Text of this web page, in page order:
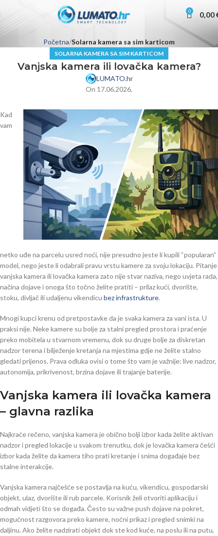
0 0,00
Početna Solarna kamera sa sim karticom
SOLARNA KAMERA SA SIM KARTICOM
Vanjska kamera ili lovačka kamera?
LUMATO.hr
On 17.06.2026.
Kad
vam
netko uđe na parcelu usred noći, nije presudno jeste li kupili “popularan”
model, nego jeste li odabrali pravu vrstu kamere za svoju lokaciju. Pitanje
vanjska kamera ili lovačka kamera zato nije stvar naziva, nego uvjeta rada,
načina dojave i onoga što točno želite pratiti – prilaz kući, dvorište,
stoku, divljač ili udaljenu vikendicu bez infrastrukture.
Mnogi kupci krenu od pretpostavke da je svaka kamera za vani ista. U
praksi nije. Neke kamere su bolje za stalni pregled prostora i praćenje
preko mobitela u stvarnom vremenu, dok su druge bolje za diskretan
nadzor terena i bilježenje kretanja na mjestima gdje ne želite stalno
gledati prijenos. Prava odluka ovisi o tome što vam je važnije: live nadzor,
autonomija, prikrivenost, brzina dojave ili trajanje baterije.
Vanjska kamera ili lovačka kamera
– glavna razlika
Najkraće rečeno, vanjska kamera je obično bolji izbor kada želite aktivan
nadzor i pregled lokacije u svakom trenutku, dok je lovačka kamera češći
izbor kada želite da kamera tiho prati kretanje i snima događaje bez
stalne interakcije.
Vanjska kamera najčešće se postavlja na kuću, vikendicu, gospodarski
objekt, ulaz, dvorište ili rub parcele. Korisnik želi otvoriti aplikaciju i
odmah vidjeti što se događa. Često su važne push dojave na pokret,
mogućnost razgovora preko kamere, noćni prikaz i pregled snimki na
daljinu. Ako želite nadzirati objekt dok ste kod kuće, na poslu ili na putu,